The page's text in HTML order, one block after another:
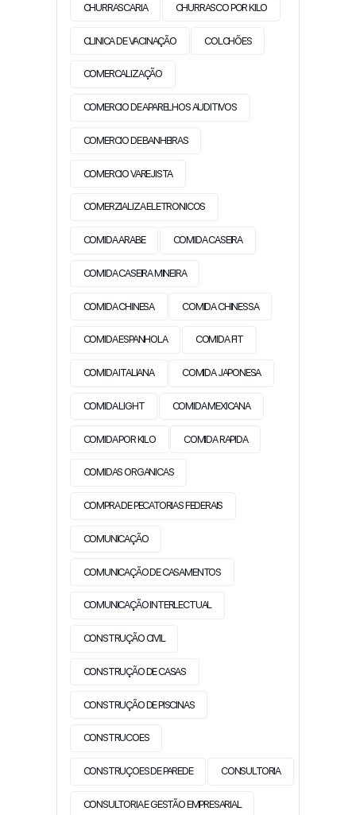
CHURRASCARIA CHURRASCO POR KILO
CLINICA DE VACINAÇÃO COLCHÕES
COMERCALIZAÇÃO
COMERCIO DE APARELHOS AUDITIVOS
COMERCIO DE BANHEIRAS
COMERCIO VAREJISTA
COMERZIALIZA ELETRONICOS
COMIDA ARABE COMIDA CASEIRA
COMIDA CASEIRA MINEIRA
COMIDA CHINESA COMIDA CHINESSA
COMIDA ESPANHOLA COMIDA FIT
COMIDA ITALIANA COMIDA JAPONESA
COMIDA LIGHT COMIDA MEXICANA
COMIDA POR KILO COMIDA RAPIDA
COMIDAS ORGANICAS
COMPRA DE PECATORIAS FEDERAIS
COMUNICAÇÃO
COMUNICAÇÃO DE CASAMENTOS
COMUNICAÇÃO INTERLECTUAL
CONSTRUÇÃO CIVIL
CONSTRUÇÃO DE CASAS
CONSTRUÇÃO DE PISCINAS
CONSTRUCOES
CONSTRUÇOES DE PAREDE CONSULTORIA
CONSULTORIA E GESTÃO EMPRESARIAL